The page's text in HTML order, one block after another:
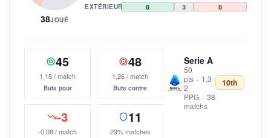
38JOUÉ
EXTÉRIEUR 8 3 8
45
1,18 / match
Buts pour
48
1,26 / match
Buts contre
-3
-0,08 / match
11
29% matches
Serie A
50
pts · 1,3
2
PPG · 38
matchs
10th